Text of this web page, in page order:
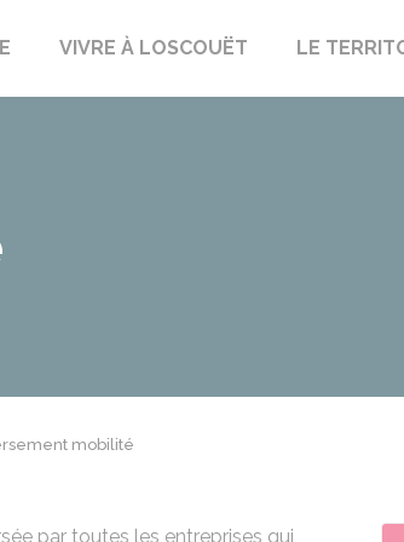
VIVRE À LOSCOUËT LE
mobilité
par toutes les entreprises qui